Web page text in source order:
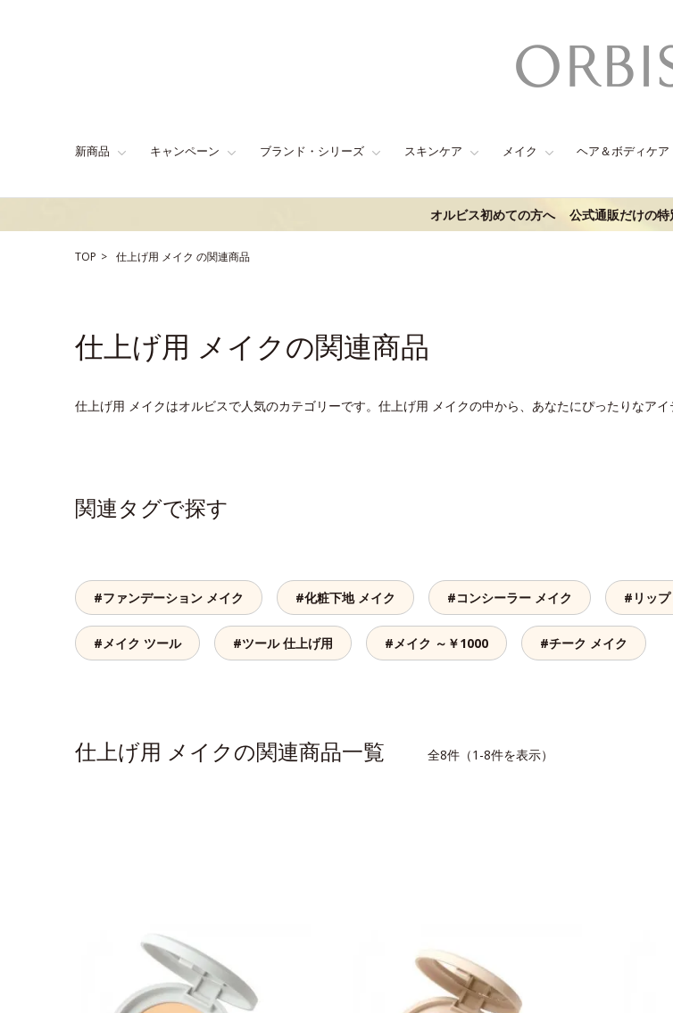
新商品 キャンペーン ブランド・シリーズ スキンケア メイク ヘア＆ボディケア
オルビス初めての方へ 公式通販だけの特
TOP 仕上げ用 メイク の関連商品
仕上げ用 メイクの関連商品
仕上げ用 メイクはオルビスで人気のカテゴリーです。仕上げ用 メイクの中から、あなたにぴったりなアイ
関連タグで探す
#ファンデーション メイク #化粧下地 メイク #コンシーラー メイク #リップ
#メイク ツール #ツール 仕上げ用 #メイク ～￥1000 #チーク メイク
仕上げ用 メイクの関連商品一覧 全8件（1-8件を表示）